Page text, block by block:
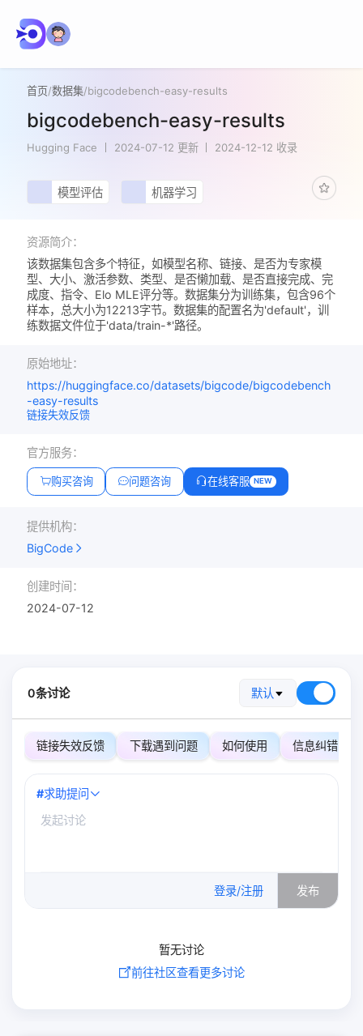
首页/数据集/bigcodebench-easy-results
bigcodebench-easy-results
Hugging Face 2024-07-12 更新 2024-12-12 收录
模型评估 机器学习
资源简介：
该数据集包含多个特征，如模型名称、链接、是否为专家模
型、大小、激活参数、类型、是否懒加载、是否直接完成、完
成度、指令、Elo MLE评分等。数据集分为训练集，包含96个
样本，总大小为12213字节。数据集的配置名为'default'，训
练数据文件位于'data/train-*'路径。
原始地址：
https://huggingface.co/datasets/bigcode/bigcodebench
-easy-results
链接失效反馈
官方服务：
购买咨询 问题咨询 在线客服 NEW
提供机构：
BigCode
创建时间：
2024-07-12
0条讨论 默认
链接失效反馈 下载遇到问题 如何使用 信息纠错
#求助提问
登录/注册 发布
暂无讨论
前往社区查看更多讨论